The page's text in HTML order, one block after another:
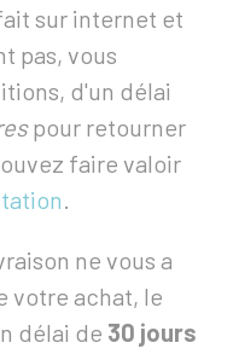
sur internet et
pas, vous
d'un délai
pour retourner
faire valoir
.
ne vous a
votre achat, le
délai de 30 jours